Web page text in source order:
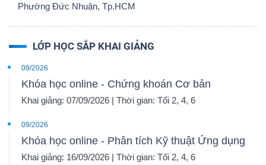
Phường Đức Nhuận, Tp.HCM
LỚP HỌC SẮP KHAI GIẢNG
09/2026
Khóa học online - Chứng khoán Cơ bản
Khai giảng: 07/09/2026 | Thời gian: Tối 2, 4, 6
09/2026
Khóa học online - Phân tích Kỹ thuật Ứng dụng
Khai giảng: 16/09/2026 | Thời gian: Tối 2, 4, 6